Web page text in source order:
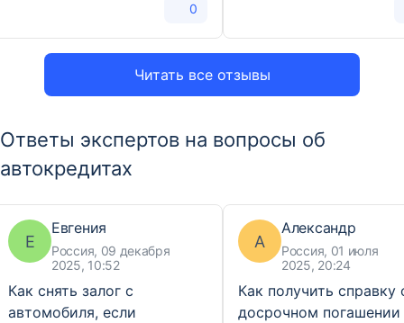
Читать все отзывы
0
Ответы экспертов на вопросы об
автокредитах
Е
Евгения
Россия, 09 декабря
2025, 10:52
Как снять залог с
автомобиля, если
А
Александр
Россия, 01 июля
2025, 20:24
Как получить справку
досрочном погашении